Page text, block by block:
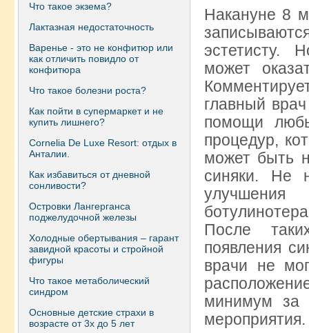
Что такое экзема?
Лактазная недостаточность
Варенье - это не конфитюр или
как отличить повидло от
конфитюра
Что такое болезни роста?
Как пойти в супермаркет и не
купить лишнего?
Сornelia De Luxe Resort: отдых в
Анталии.
Как избавиться от дневной
сонливости?
Островки Лангерганса
поджелудочной железы
Холодные обертывания – гарант
завидной красоты и стройной
фигуры
Что такое метаболический
синдром
Основные детские страхи в
возрасте от 3х до 5 лет
Накануне 8
эстетисту.
может
главный
помощи
процедур,
может быть
синяки. Не
После
появления
врачи не
минимум за
мероприятия.